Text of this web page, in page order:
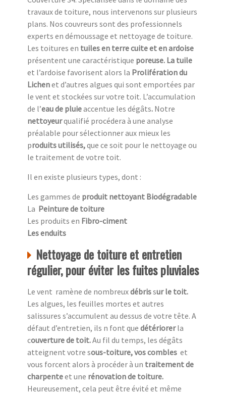
travaux de toiture, nous intervenons sur plusieurs
plans. Nos couvreurs sont des professionnels
experts en démoussage et nettoyage de toiture.
Les toitures en tuiles en terre cuite et en ardoise
présentent une caractéristique poreuse. La tuile
et l’ardoise favorisent alors la Prolifération du
Lichenet d’autres algues qui sont emportées par
le vent et stockées sur votre toit. L’accumulation
de l’eau de pluieaccentue les dégâts. Notre
nettoyeurqualifié procédera à une analyse
préalable pour sélectionner aux mieux les
produits utilisés,que ce soit pour le nettoyage ou
le traitement de votre toit.
Il en existe plusieurs types, dont :
Les gammes de produit nettoyant Biodégradable
La Peinture de toiture
Les produits en Fibro-ciment
Les enduits
Nettoyage de toiture et entretien
régulier, pour éviter les fuites pluviales
Le vent ramène de nombreuxdébrissur le toit.
Les algues, les feuilles mortes et autres
salissures s’accumulent au dessus de votre tête. A
défaut d’entretien, ils n font que détériorerla
couverture de toit.Au fil du temps, les dégâts
atteignent votre sous-toiture, vos combles et
vous forcent alors à procéder à un traitement de
charpenteet une rénovation de toiture.
Heureusement, cela peut être évité et même